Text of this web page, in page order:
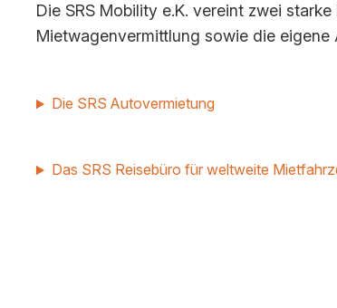
Die SRS Mobility e.K. vereint zwei
Mietwagenvermittlung sowie die
Die SRS Autovermietung
Das SRS Reisebüro für weltweite